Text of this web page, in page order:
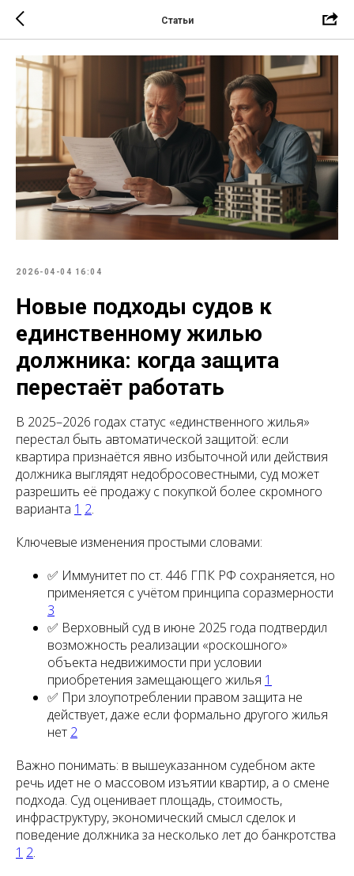
Статьи
2026-04-04 16:04
Новые подходы судов к
единственному жилью
должника: когда защита
перестаёт работать
В 2025–2026 годах статус «единственного жилья»
перестал быть автоматической защитой: если
квартира признаётся явно избыточной или действия
должника выглядят недобросовестными, суд может
разрешить её продажу с покупкой более скромного
варианта 1 2.
Ключевые изменения простыми словами:
✅ Иммунитет по ст. 446 ГПК РФ сохраняется, но
применяется с учётом принципа соразмерности
3
✅ Верховный суд в июне 2025 года подтвердил
возможность реализации «роскошного»
объекта недвижимости при условии
приобретения замещающего жилья 1
✅ При злоупотреблении правом защита не
действует, даже если формально другого жилья
нет 2
Важно понимать: в вышеуказанном судебном акте
речь идет не о массовом изъятии квартир, а о смене
подхода. Суд оценивает площадь, стоимость,
инфраструктуру, экономический смысл сделок и
поведение должника за несколько лет до банкротства
1 2.